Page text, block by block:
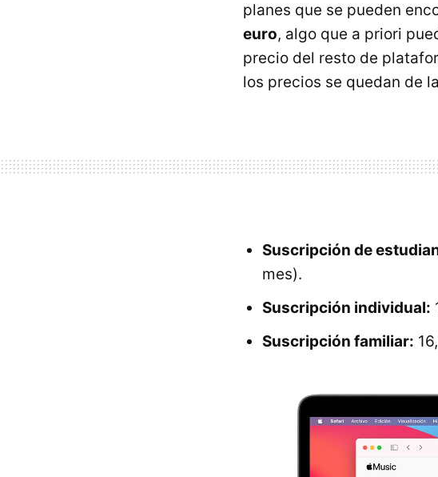
planes que se pueden
euro, algo que a priori
precio del resto de
los precios se quedan de
Suscripción de
mes).
Suscripción individual:
Suscripción familiar: